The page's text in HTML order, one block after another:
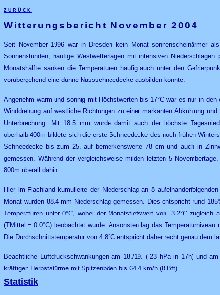
zurück
Witterungsbericht November 2004
Seit November 1996 war in Dresden kein Monat sonnenscheinärmer
Sonnenstunden, häufige Westwetterlagen mit intensiven
Monatshälfte sanken die Temperaturen häufig auch unter den
vorübergehend eine dünne Nassschneedecke ausbilden konnte.
Angenehm warm und sonnig mit Höchstwerten bis 17°C war es nur in
Winddrehung auf westliche Richtungen zu einer markanten Abkühlung
Unterbrechung. Mit 18.5 mm wurde damit auch der höchste
oberhalb 400m bildete sich die erste Schneedecke des noch frühen
Schneedecke bis zum 25. auf bemerkenswerte 78 cm und auch in
gemessen. Während der vergleichsweise milden letzten 5
800m überall dahin.
Hier im Flachland kumulierte der Niederschlag an 8
Monat wurden 88.4 mm Niederschlag gemessen. Dies entspricht rund
Temperaturen unter 0°C, wobei der Monatstiefswert von -3.2°C zugleich
(TMittel = 0.0°C) beobachtet wurde. Ansonsten lag das
Die Durchschnittstemperatur von 4.8°C entspricht daher recht genau dem
Beachtliche Luftdruckschwankungen am 18./19. (-23 hPa in 17h) und
kräftigen Herbststürme mit Spitzenböen bis 64.4 km/h (8 Bft).
Statistik